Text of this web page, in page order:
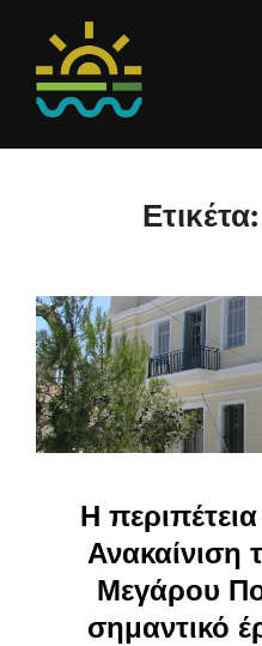
content
Ετικέτα:
Η
Ανακαίνιση
Μεγάρου
σημαντικό